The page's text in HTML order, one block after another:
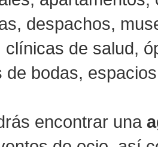
despachos,
clínicas de salud,
de bodas,
encontrar una